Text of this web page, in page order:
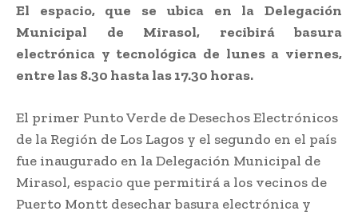
El espacio, que se ubica en la Delegación
Municipal de Mirasol, recibirá basura
electrónica y tecnológica de lunes a viernes,
entre las 8.30 hasta las 17.30 horas.
El primer Punto Verde de Desechos Electrónicos
de la Región de Los Lagos y el segundo en el país
fue inaugurado en la Delegación Municipal de
Mirasol, espacio que permitirá a los vecinos de
Puerto Montt desechar basura electrónica y